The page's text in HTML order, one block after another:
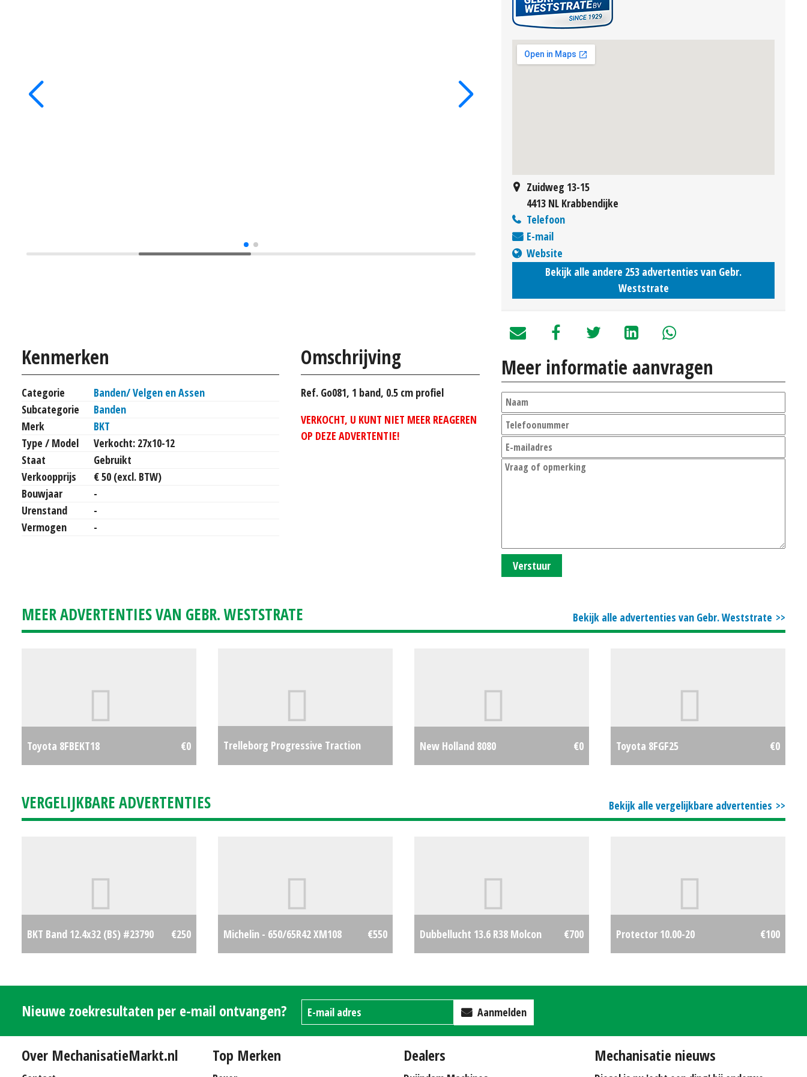
Kenmerken
Categorie
Banden/ Velgen en Assen
Subcategorie
Banden
Merk
BKT
Type / Model
Verkocht: 27x10-12
Staat
Gebruikt
Verkoopprijs
€ 50 (excl. BTW)
Bouwjaar
-
Urenstand
-
Vermogen
-
Omschrijving
Ref. Go081, 1 band, 0.5 cm profiel
VERKOCHT, U KUNT NIET MEER REAGEREN
OP DEZE ADVERTENTIE!
Zuidweg 13-15
4413 NL Krabbendijke
Telefoon
E-mail
Website
Bekijk alle andere 253 advertenties van Gebr.
Weststrate
Meer informatie aanvragen
Verstuur
Bekijk alle advertenties van Gebr. Weststrate
MEER ADVERTENTIES VAN GEBR. WESTSTRATE
Toyota 8FBEKT18 €0
Trelleborg Progressive Traction
New Holland 8080 €0 Toyota 8FGF25 €0
Bekijk alle vergelijkbare advertenties
VERGELIJKBARE ADVERTENTIES
BKT Band 12.4x32 (BS) #23790 €250 Michelin - 650/65R42 XM108 €550 Dubbellucht 13.6 R38 Molcon €700 Protector 10.00-20 €100
Nieuwe zoekresultaten per e-mail ontvangen? Aanmelden
Over MechanisatieMarkt.nl Top Merken Dealers Mechanisatie nieuws